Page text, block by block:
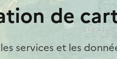
de
services et les